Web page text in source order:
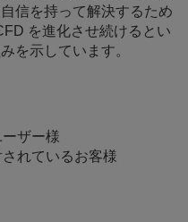
信を持って解決するため
を進化させ続けるとい
を示しています。
ザー様
れているお客様